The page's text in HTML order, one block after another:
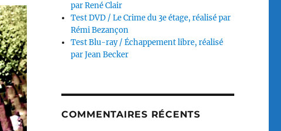
par René Clair
Test DVD / Le Crime du 3e étage, réalisé par
Rémi Bezançon
Test Blu-ray / Échappement libre, réalisé
par Jean Becker
COMMENTAIRES RÉCENTS